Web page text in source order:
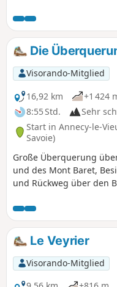
Landschaften
treten an zwei Stellen
der Dents de Lanfon im
mittlere Orientierung in
der Steinschlag
zum „Trou de la
mit Ketten und
sind,Für die
de la Chapelle wird eine
dringend empfohlen.
Schneeperioden und
trockenem Untergrund
werden.Bitte lesen Sie
Varianten angeboten:
ebenfalls die
Die
Visorando-Mitglied
16,92 km
+1 424
8:55 Std.
Sehr
Start in Annecy-le-
Savoie)
Große Überquerung
und des Mont Baret,
und Rückweg über den
Annecy und Veyrier-du-
Fahrzeugen die Zufahrt
zum Pré Vernet. An
der Weg an der
Stellen nur wenige
Zugang zur Grotte des
Le Veyrier
Visorando-Mitglied